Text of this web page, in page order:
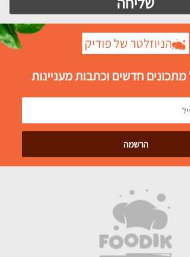
הניוזלטר של פודיק
מתכונים חדשים וכתבות מעניינות